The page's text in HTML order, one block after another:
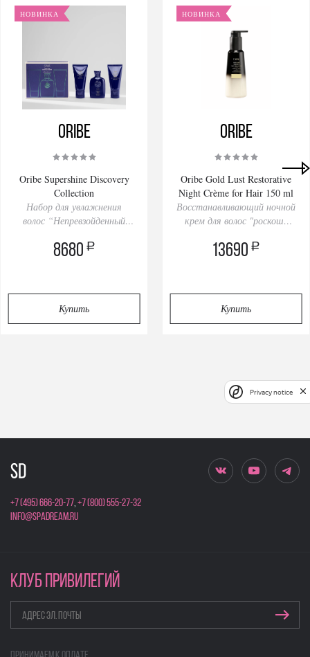
НОВИНКА
Oribe
Oribe Supershine Discovery
Collection
Набор для увлажнения
волос “Непревзойденный
8680 a
Купить
НОВИНКА
Oribe
Oribe Gold Lust Restorative
Night Crème for Hair 150 ml
Восстанавливающий ночной
крем для волос "роскошь
13690 a
Купить
+7 (495) 666-20-77,+7 (800) 555-27-32
info@spadream.ru
КЛУБ ПРИВИЛЕГИЙ
Privacy notice